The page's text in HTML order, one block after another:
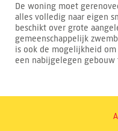
De woning moet
alles volledig naar eigen
beschikt over grote
gemeenschappelijk
is ook de mogelijkheid om
een nabijgelegen gebouw